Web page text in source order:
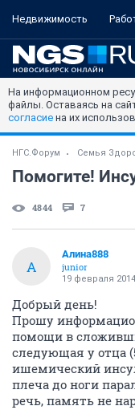
Недвижимость
На информационном
файлы. Оставаясь на
согласие на их
НГС.Форум Семья
Помогите!
4844 7
А
Алина888
junior
19 февраля 2014
Добрый день!
Прошу
помощи в
следующая у отца
ишемический
плеча до ноги
речь, память не